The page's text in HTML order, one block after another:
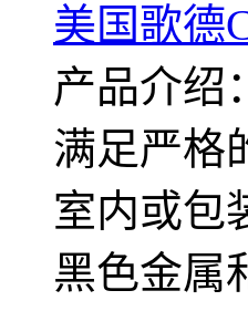
美国歌德
产品介绍
满足严格
室内或包
黑色金属